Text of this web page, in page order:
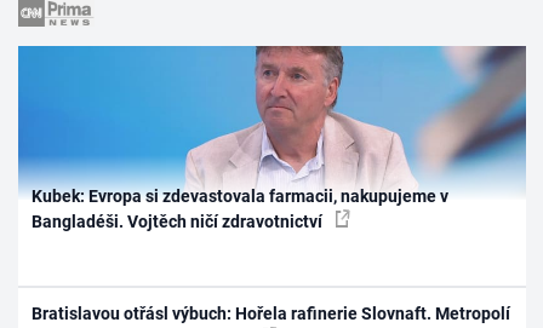
Kubek: Evropa si zdevastovala farmacii, nakupujeme v
Bangladéši. Vojtěch ničí zdravotnictví
Bratislavou otřásl výbuch: Hořela rafinerie Slovnaft. Metropolí